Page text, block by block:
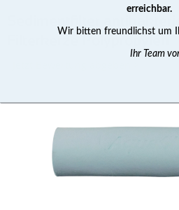
erreichbar.
Wir bitten freundlichst um
Ihr Team